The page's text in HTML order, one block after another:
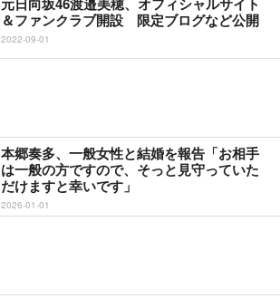
＆ファンクラブ開設 限定ブログなど公開
2022-09-01
本郷奏多、一般女性と結婚を報告「お相手
は一般の方ですので、そっと見守っていた
だけますと幸いです」
2026-01-01